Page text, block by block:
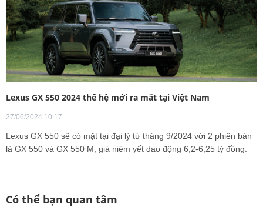
Lexus GX 550 2024 thế hệ mới ra mắt tại Việt Nam
27/06/2024 10:17
Lexus GX 550 sẽ có mặt tại đại lý từ tháng 9/2024 với 2 phiên bản
là GX 550 và GX 550 M, giá niêm yết dao động 6,2-6,25 tỷ đồng.
Có thể bạn quan tâm